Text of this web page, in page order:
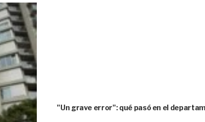
"Un grave error": qué pasó en el